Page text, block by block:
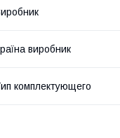
виробник
комплектующего